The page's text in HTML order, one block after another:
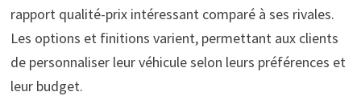
rapport qualité-prix intéressant comparé à ses rivales.
Les options et finitions varient, permettant aux clients
de personnaliser leur véhicule selon leurs préférences et
leur budget.